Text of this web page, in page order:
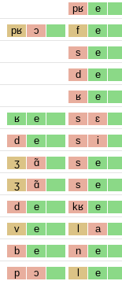
pʁ e
pʁ ɔ f e
s e
d e
ʁ e
ʁ e s ɛ
d e s i
ʒ ɑ̃ s e
ʒ ɑ̃ s e
d e kʁ e
v e l a
b e n e
p ɔ l e